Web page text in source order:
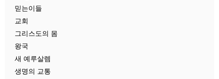
믿는이들
교회
그리스도의 몸
왕국
새 예루살렘
생명의 교통